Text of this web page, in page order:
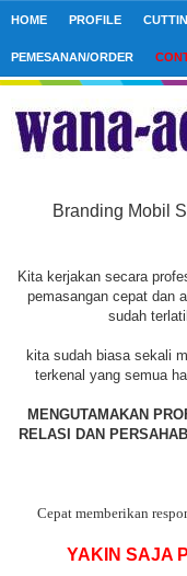
HOME PROFILE
PEMESANAN/ORDER
Branding Mobil
Kita kerjakan secara
pemasangan cepat dan
sudah
kita sudah biasa sekali
terkenal yang semua
MENGUTAMAKAN
RELASI DAN
Cepat memberikan
YAKIN SAJA